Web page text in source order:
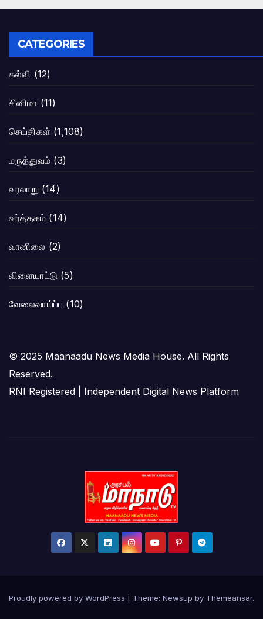
CATEGORIES
கல்வி (12)
சினிமா (11)
செய்திகள் (1,108)
மருத்துவம் (3)
வரலாறு (14)
வர்த்தகம் (14)
வானிலை (2)
விளையாட்டு (5)
வேலைவாய்ப்பு (10)
© 2025 Maanaadu News Media House. All Rights
Reserved.
RNI Registered | Independent Digital News Platform
Proudly powered by WordPress Theme: Newsup by Themeansar.